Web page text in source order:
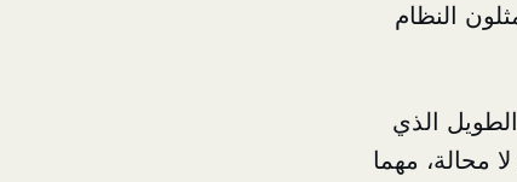
النظام
الطويل الذي
محالة، مهما